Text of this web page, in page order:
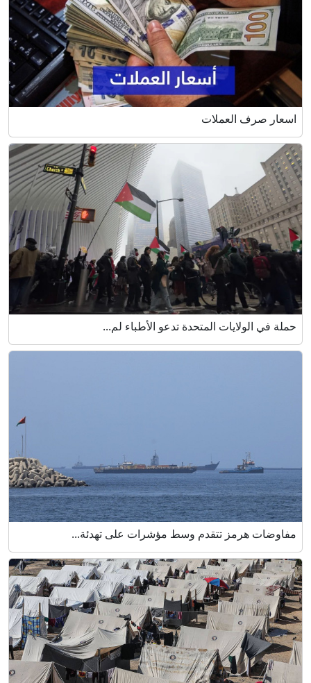
اسعار صرف العملات
حملة في الولايات المتحدة تدعو الأطباء لم...
مفاوضات هرمز تتقدم وسط مؤشرات على تهدئة...